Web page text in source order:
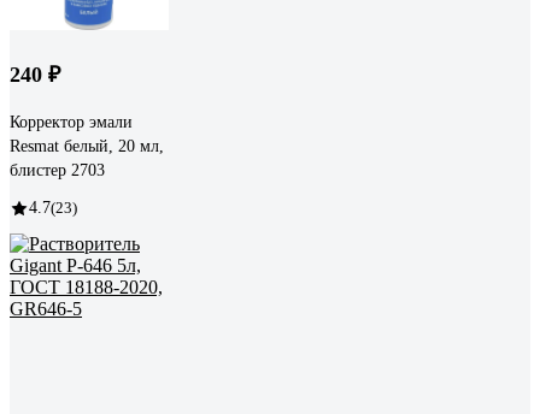
240 ₽
Корректор эмали
Resmat белый, 20 мл,
блистер 2703
4.7(23)